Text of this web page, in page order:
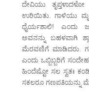
ದೇವಿಯು
ಉರಿಯಿತು. ಗಾಳಿಯು
ಧೈರ್ಯಶಾಲಿ! ಎಂದು
ಅವನನ್ನು ಬಹಳವಾಗಿ
ಮೆರವಣಿಗೆ ಮಾಡಿದರು.
ಎಂದು ಒಬ್ಬಿಬ್ಬರಿಗೆ
ಹಿಂದೆಷ್ಟೋ ಸಲ ಸ್ವತಃ
ಸಕಲರೂ ಗಣಪತಿಯನ್ನು